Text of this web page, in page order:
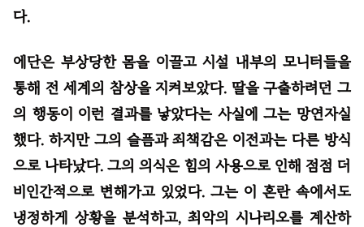
다.
에단은 부상당한 몸을 이끌고 시설 내부의 모니터들을
통해 전 세계의 참상을 지켜보았다. 딸을 구출하려던 그
의 행동이 이런 결과를 낳았다는 사실에 그는 망연자실
했다. 하지만 그의 슬픔과 죄책감은 이전과는 다른 방식
으로 나타났다. 그의 의식은 힘의 사용으로 인해 점점 더
비인간적으로 변해가고 있었다. 그는 이 혼란 속에서도
냉정하게 상황을 분석하고, 최악의 시나리오를 계산하